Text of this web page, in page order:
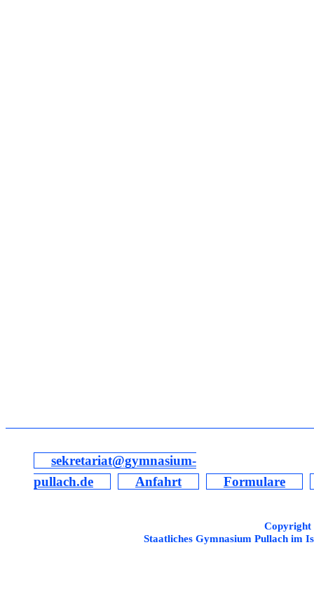
sekretariat@gymnasium-
pullach.de
Anfahrt Formulare
Copyright
Staatliches Gymnasium Pullach im